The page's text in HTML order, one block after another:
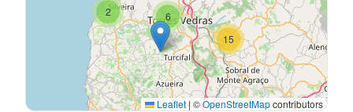
2
6
15
Leaflet | ©OpenStreetMapcontributors